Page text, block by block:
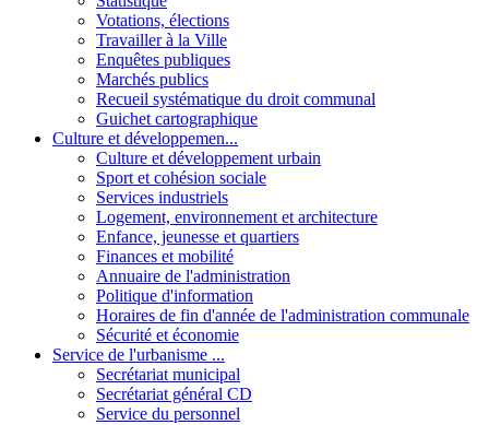
Votations, élections
Travailler à la Ville
Enquêtes publiques
Marchés publics
Recueil systématique du droit communal
Guichet cartographique
Culture et développemen...
Culture et développement urbain
Sport et cohésion sociale
Services industriels
Logement, environnement et architecture
Enfance, jeunesse et quartiers
Finances et mobilité
Annuaire de l'administration
Politique d'information
Horaires de fin d'année de l'administration communale
Sécurité et économie
Service de l'urbanisme ...
Secrétariat municipal
Secrétariat général CD
Service du personnel